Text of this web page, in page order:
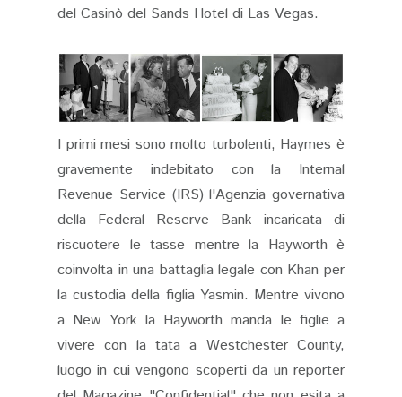
del Casinò del Sands Hotel di Las Vegas.
I primi mesi sono molto turbolenti, Haymes è
gravemente indebitato con la Internal
Revenue Service (IRS) l'Agenzia governativa
della Federal Reserve Bank incaricata di
riscuotere le tasse mentre la Hayworth è
coinvolta in una battaglia legale con Khan per
la custodia della figlia Yasmin. Mentre vivono
a New York la Hayworth manda le figlie a
vivere con la tata a Westchester County,
luogo in cui vengono scoperti da un reporter